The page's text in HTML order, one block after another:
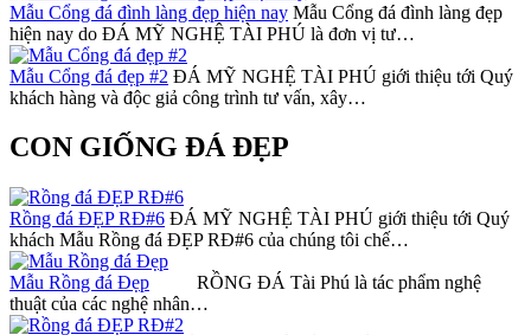
Mẫu Cổng đá đình làng đẹp hiện nay Mẫu Cổng đá đình làng đẹp
hiện nay do ĐÁ MỸ NGHỆ TÀI PHÚ là đơn vị tư…
Mẫu Cổng đá đẹp #2 ĐÁ MỸ NGHỆ TÀI PHÚ giới thiệu tới Quý
khách hàng và độc giả công trình tư vấn, xây…
CON GIỐNG ĐÁ ĐẸP
Rồng đá ĐẸP RĐ#6 ĐÁ MỸ NGHỆ TÀI PHÚ giới thiệu tới Quý
khách Mẫu Rồng đá ĐẸP RĐ#6 của chúng tôi chế…
Mẫu Rồng đá Đẹp RỒNG ĐÁ Tài Phú là tác phẩm nghệ
thuật của các nghệ nhân…